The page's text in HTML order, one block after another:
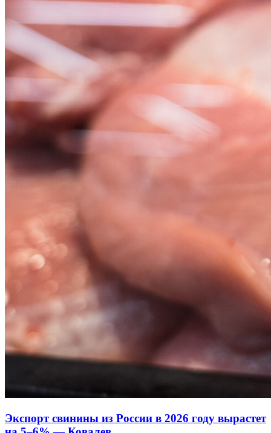
Экспорт свинины из России в 2026 году вырастет